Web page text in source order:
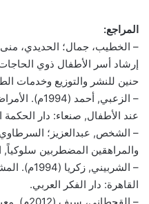
المراجع:
إرشاد أسر الأطفال ذوي
حنين للنشر والتوزيع وخدمات
– الزعبي,
عند الأطفال, صنعاء: دار الحكمة
والمراهقين المضطربين سلوكياً,
– الشربيني,
القاهرة: دار الفكر العربي.